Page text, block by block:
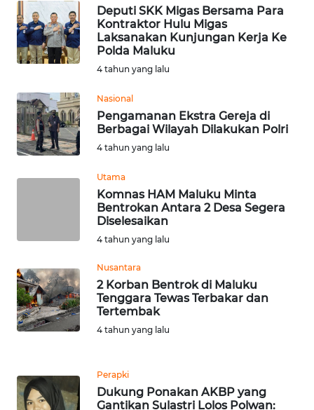
Deputi SKK Migas Bersama Para
Kontraktor Hulu Migas
Laksanakan Kunjungan Kerja Ke
Polda Maluku
4 tahun yang lalu
Nasional
Pengamanan Ekstra Gereja di
Berbagai Wilayah Dilakukan Polri
4 tahun yang lalu
Utama
Komnas HAM Maluku Minta
Bentrokan Antara 2 Desa Segera
Diselesaikan
4 tahun yang lalu
Nusantara
2 Korban Bentrok di Maluku
Tenggara Tewas Terbakar dan
Tertembak
4 tahun yang lalu
Perapki
Dukung Ponakan AKBP yang
Gantikan Sulastri Lolos Polwan:
WN
LAMPUNG
JATENG
WN
NUSANTARA
WN
WN
BALI
WN
KALTENG